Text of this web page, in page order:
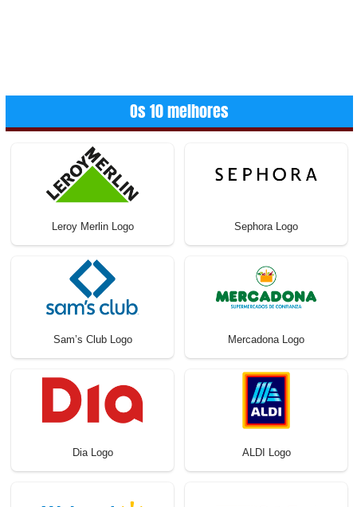
Os 10 melhores
Leroy Merlin Logo Sephora Logo
Sam’s Club Logo Mercadona Logo
Dia Logo ALDI Logo